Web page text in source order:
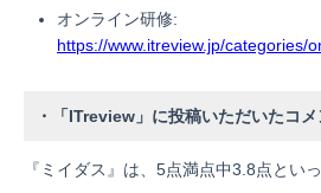
オンライン研修:
https://www.itreview.jp/categories/
・「ITreview」に投稿いただいたコメ
『ミイダス』は、5点満点中3.8点とい